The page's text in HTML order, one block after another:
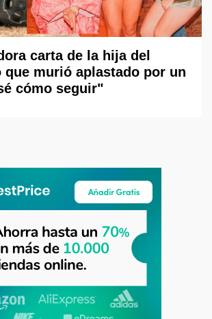
carta de la hija del
que murió aplastado por un
cómo seguir"